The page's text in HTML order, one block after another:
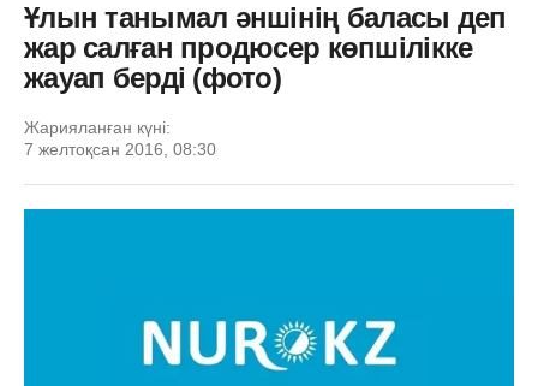
Ұлын танымал әншінің баласы деп
жар салған продюсер көпшілікке
жауап берді (фото)
Жарияланған күні:
7 желтоқсан 2016, 08:30